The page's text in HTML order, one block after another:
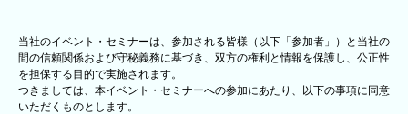
当社のイベント・セミナーは、参加される皆様（以下「参加者」）と当社の
間の信頼関係および守秘義務に基づき、双方の権利と情報を保護し、公正性
を担保する目的で実施されます。
つきましては、本イベント・セミナーへの参加にあたり、以下の事項に同意
いただくものとします。